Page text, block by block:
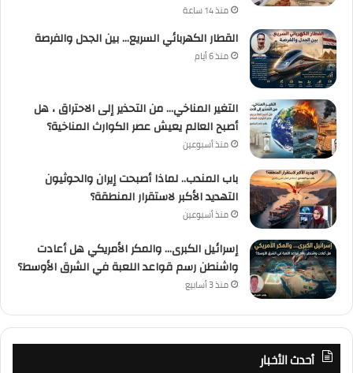
منذ 14 ساعة
القطار الكهربائي السريع… بين الجدل والفرصة
منذ 6 أيام
التغير المناخي… من التحذير إلى الاحتراق ، هل
أصبح العالم يعيش عصر الكوارث المناخية؟
منذ أسبوعين
باب المندب.. لماذا أصبحت إيران والحوثيون
التهديد الأكبر لاستقرار المنطقة؟
منذ أسبوعين
إسرائيل الكبرى… والمكر الأمريكي هل أعادت
واشنطن رسم قواعد اللعبة في الشرق الأوسط؟
منذ 3 أسابيع
أحدث الأخبار